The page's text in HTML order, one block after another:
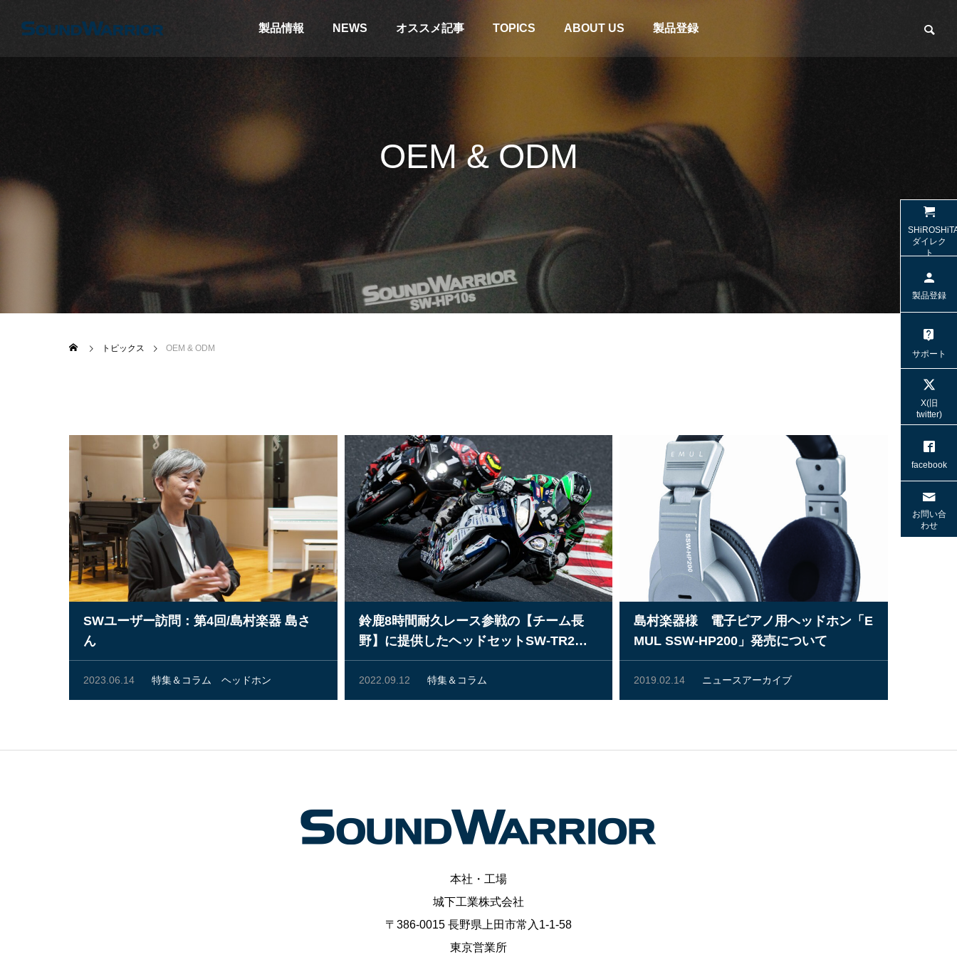
製品情報 NEWS オススメ記事 TOPICS ABOUT US 製品登録
【SW-W1】薄型サブウーファーで構築
特集＆コラム
【ヘッドセット】SW-H1・SW-HW1・
SW-NS1比較。「お気に入り」を見つ
特集＆コラム
【SWD-TV1】テレビとの接続（光デジ
タル/OPT）
特集＆コラム
【SW-HS10 / SW-TR2】名機SW-HP10
sの「極上の音」を受け継ぐヘッドセッ
ト
特集＆コラム
【SW-W1
する2.1ch
特集＆コラ
OEM & ODM
トピックス OEM & ODM
SWユーザー訪問：第4回/島村楽器 島さ
ん
2023.06.14 特集＆コラム ヘッドホン
鈴鹿8時間耐久レース参戦の【チーム長
野】に提供したヘッドセットSW-TR2改
について
2022.09.12 特集＆コラム
島村楽器様 電子ピアノ用ヘッドホン「E
MUL SSW-HP200」発売について
2019.02.14 ニュースアーカイブ
本社・工場
城下工業株式会社
〒386-0015 長野県上田市常入1-1-58
東京営業所
ダイレク
ト
製品登録
サポート
X(旧
twitter)
facebook
お問い合
わせ